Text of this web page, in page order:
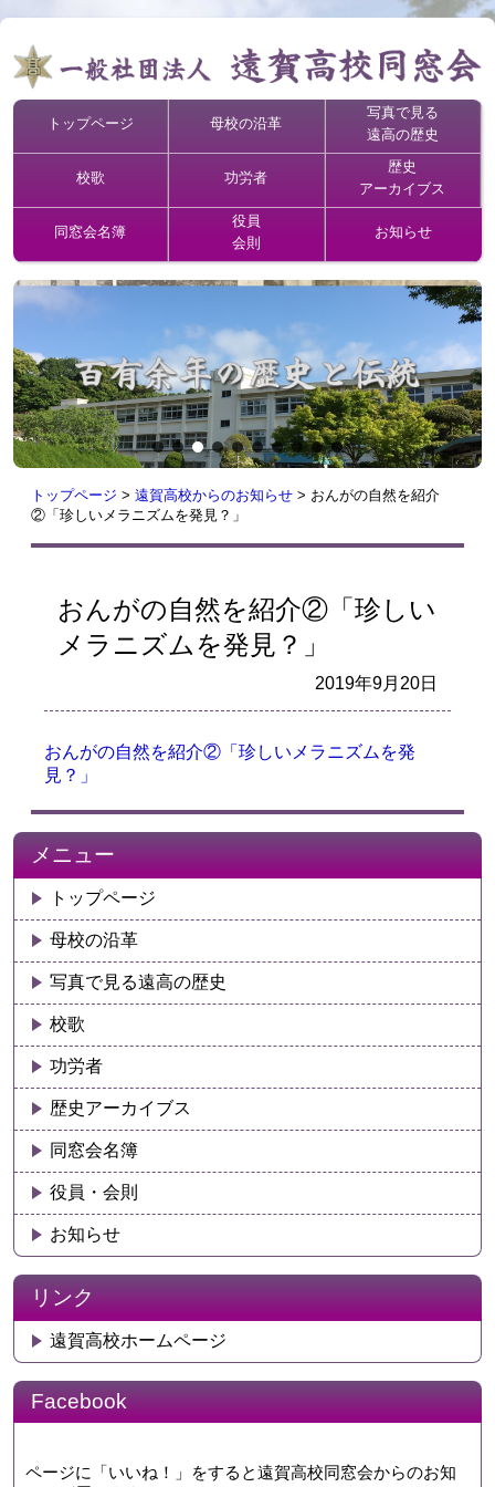
トップページ 母校の沿革
写真で見る
遠高の歴史
校歌 功労者
歴史
アーカイブス
同窓会名簿
役員
会則
お知らせ
トップページ > 遠賀高校からのお知らせ > おんがの自然を紹介
②「珍しいメラニズムを発見？」
おんがの自然を紹介②「珍しい
メラニズムを発見？」
2019年9月20日
おんがの自然を紹介②「珍しいメラニズムを発
見？」
メニュー
トップページ
母校の沿革
写真で見る遠高の歴史
校歌
功労者
歴史アーカイブス
同窓会名簿
役員・会則
お知らせ
リンク
遠賀高校ホームページ
Facebook
ページに「いいね！」をすると遠賀高校同窓会からのお知